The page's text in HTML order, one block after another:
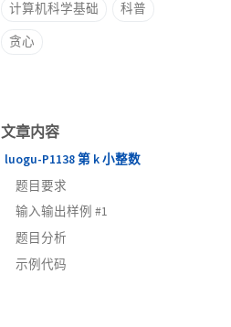
计算机科学基础 科普
贪心
文章内容
luogu-P1138 第 k 小整数
题目要求
题目描述
输入格式
输出格式
输入输出样例 #1
输入 #1
输出 #1
题目分析
解题思路
示例代码